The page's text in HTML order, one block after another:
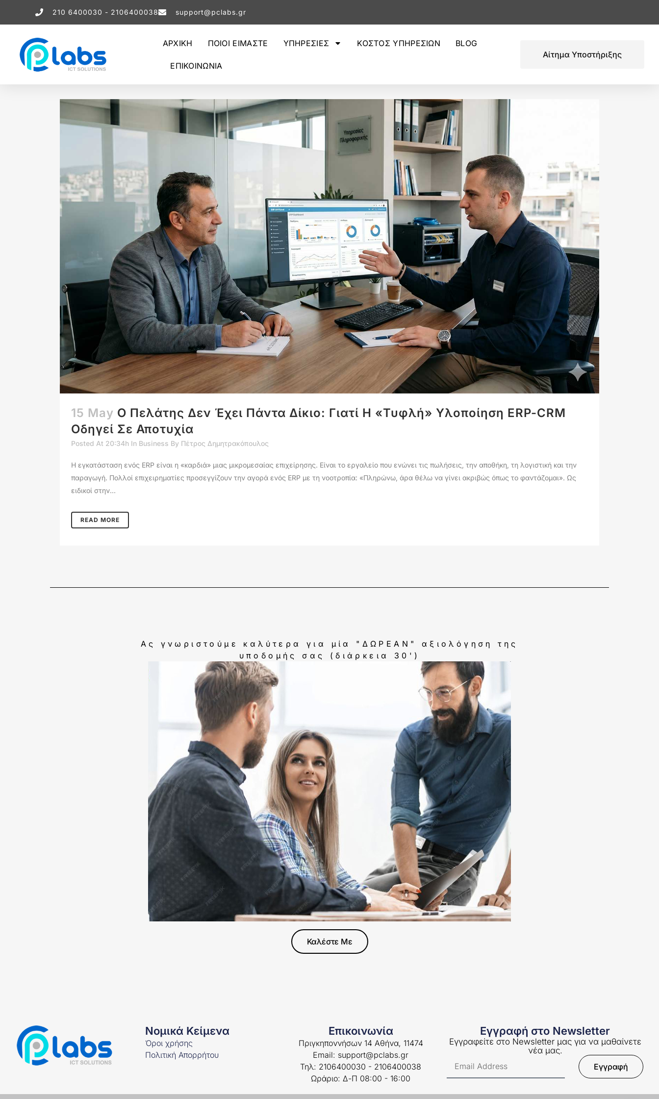
210 6400030 - 2106400038 support@pclabs.gr
ΑΡΧΙΚΗ ΠΟΙΟΙ ΕΙΜΑΣΤΕ ΥΠΗΡΕΣΙΕΣ ΚΟΣΤΟΣ ΥΠΗΡΕΣΙΩΝ BLOG
ΕΠΙΚΟΙΝΩΝΙΑ
Αίτημα Υποστήριξης
15 May Ο Πελάτης Δεν Έχει Πάντα Δίκιο: Γιατί Η «τυφλή» Υλοποίηση ERP-CRM
Οδηγεί Σε Αποτυχία
Posted At 20:34h In Business By Πέτρος Δημητρακόπουλος
Η εγκατάσταση ενός ERP είναι η «καρδιά» μιας μικρομεσαίας επιχείρησης. Είναι το εργαλείο που ενώνει τις πωλήσεις, την αποθήκη, τη λογιστική και την
παραγωγή. Πολλοί επιχειρηματίες προσεγγίζουν την αγορά ενός ERP με τη νοοτροπία: «Πληρώνω, άρα θέλω να γίνει ακριβώς όπως το φαντάζομαι». Ως
ειδικοί στην...
READ MORE
Ας γνωριστούμε καλύτερα για μία "ΔΩΡΕΑΝ" αξιολόγηση της
υποδομής σας (διάρκεια 30')
Καλέστε Με
Νομικά Κείμενα
Όροι χρήσης
Πολιτική Απορρήτου
Επικοινωνία
Πριγκηποννήσων 14 Αθήνα, 11474
Email: support@pclabs.gr
Τηλ: 2106400030 - 2106400038
Ωράριο: Δ-Π 08:00 - 16:00
Εγγραφή στο Newsletter
Εγγραφείτε στο Newsletter μας για να μαθαίνετε
νέα μας.
Εγγραφή